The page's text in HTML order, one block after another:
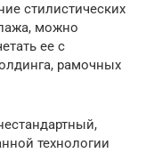
стилистических
можно
ее с
рамочных
технологии